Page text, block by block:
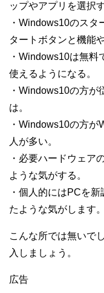
ップやアプリを選択
・Windows10のス
タートボタンと機能
・Windows10は無
使えるようになる。
・Windows10の方
は。
・Windows10の方
人が多い。
・必要ハードウェア
ような気がする。
・個人的にはPCを
たような気がします。
こんな所では無いで
入しましょう。
広告